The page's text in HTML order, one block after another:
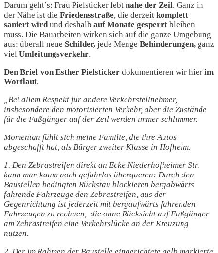
Darum geht’s: Frau Pielsticker lebt nahe der Zeil. Ganz in
der Nähe ist die Friedensstraße, die derzeit komplett
saniert wirdund deshalb auf Monate gesperrt bleiben
muss. Die Bauarbeiten wirken sich auf die ganze Umgebung
aus: überall neue Schilder, jede Menge Behinderungen, ganz
viel Umleitungsverkehr.
Den Brief von Esther Pielsticker dokumentieren wir hier im
Wortlaut.
„Bei allem Respekt für andere Verkehrsteilnehmer,
insbesondere den motorisierten Verkehr, aber die Zustände
für die Fußgänger auf der Zeil werden immer schlimmer.
Momentan fühlt sich meine Familie, die ihre Autos
abgeschafft hat, als Bürger zweiter Klasse in Hofheim.
1. Den Zebrastreifen direkt an Ecke Niederhofheimer Str.
kann man kaum noch gefahrlos überqueren: Durch den
Baustellen bedingten Rückstau blockieren bergabwärts
fahrende Fahrzeuge den Zebrastreifen, aus der
Gegenrichtung ist jederzeit mit bergaufwärts fahrenden
Fahrzeugen zu rechnen, die ohne Rücksicht auf Fußgänger
am Zebrastreifen eine Verkehrslücke an der Kreuzung
nutzen.